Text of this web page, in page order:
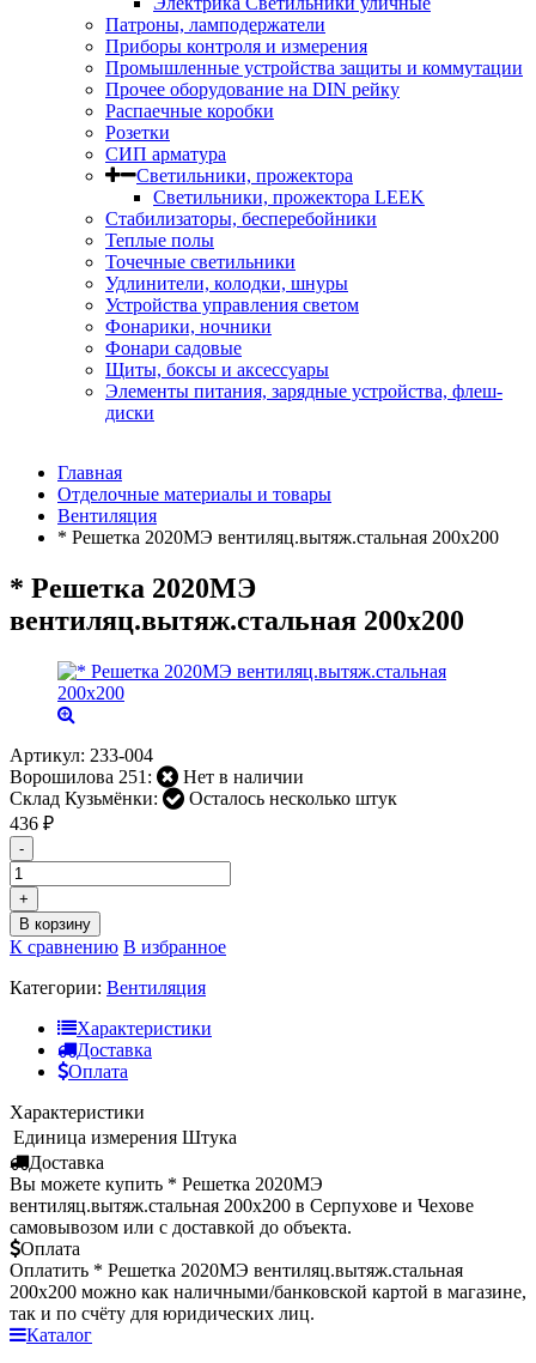
Патроны, ламподержатели
Приборы контроля и измерения
Промышленные устройства защиты и коммутации
Прочее оборудование на DIN рейку
Распаечные коробки
Розетки
СИП арматура
Светильники, прожектора
Светильники, прожектора LEEK
Стабилизаторы, бесперебойники
Теплые полы
Точечные светильники
Удлинители, колодки, шнуры
Устройства управления светом
Фонарики, ночники
Фонари садовые
Щиты, боксы и аксессуары
Элементы питания, зарядные устройства, флеш-
диски
Главная
Отделочные материалы и товары
Вентиляция
* Решетка 2020МЭ вентиляц.вытяж.стальная 200х200
* Решетка 2020МЭ
вентиляц.вытяж.стальная 200х200
Артикул: 233-004
Ворошилова 251:
Нет в наличии
Склад Кузьмёнки:
Осталось несколько штук
436 ₽
-
+
В корзину
К сравнению В избранное
Категории: Вентиляция
Характеристики
Доставка
Оплата
Характеристики
Единица измерения Штука
Доставка
Вы можете купить * Решетка 2020МЭ
вентиляц.вытяж.стальная 200х200 в Серпухове и Чехове
самовывозом или с доставкой до объекта.
Оплата
Оплатить * Решетка 2020МЭ вентиляц.вытяж.стальная
200х200 можно как наличными/банковской картой в магазине,
так и по счёту для юридических лиц.
Каталог